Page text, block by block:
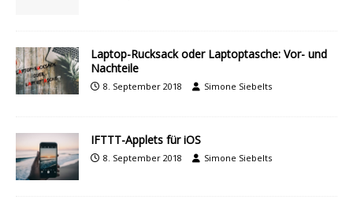
Laptop-Rucksack oder Laptoptasche: Vor- und
Nachteile
8. September 2018 Simone Siebelts
IFTTT-Applets für iOS
8. September 2018 Simone Siebelts